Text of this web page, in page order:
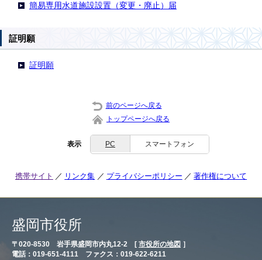
簡易専用水道施設設置（変更・廃止）届
証明願
証明願
前のページへ戻る
トップページへ戻る
表示 PC スマートフォン
携帯サイト リンク集 プライバシーポリシー 著作権について
盛岡市役所
〒020-8530 岩手県盛岡市内丸12-2 [ 市役所の地図 ］
電話：019-651-4111 ファクス：019-622-6211